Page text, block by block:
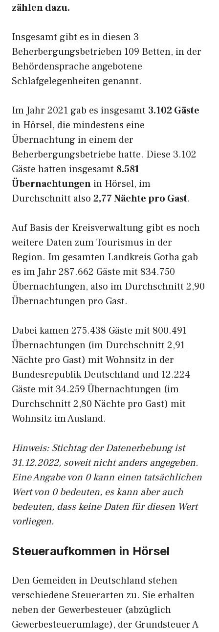
zählen dazu.
Insgesamt gibt es in diesen 3
Beherbergungsbetrieben 109 Betten, in der
Behördensprache angebotene
Schlafgelegenheiten genannt.
Im Jahr 2021 gab es insgesamt 3.102 Gäste
in Hörsel, die mindestens eine
Übernachtung in einem der
Beherbergungsbetriebe hatte. Diese 3.102
Gäste hatten insgesamt 8.581
Übernachtungen in Hörsel, im
Durchschnitt also 2,77 Nächte pro Gast.
Auf Basis der Kreisverwaltung gibt es noch
weitere Daten zum Tourismus in der
Region. Im gesamten Landkreis Gotha gab
es im Jahr 287.662 Gäste mit 834.750
Übernachtungen, also im Durchschnitt 2,90
Übernachtungen pro Gast.
Dabei kamen 275.438 Gäste mit 800.491
Übernachtungen (im Durchschnitt 2,91
Nächte pro Gast) mit Wohnsitz in der
Bundesrepublik Deutschland und 12.224
Gäste mit 34.259 Übernachtungen (im
Durchschnitt 2,80 Nächte pro Gast) mit
Wohnsitz im Ausland.
Hinweis: Stichtag der Datenerhebung ist
31.12.2022, soweit nicht anders angegeben.
Eine Angabe von 0 kann einen tatsächlichen
Wert von 0 bedeuten, es kann aber auch
bedeuten, dass keine Daten für diesen Wert
vorliegen.
Steueraufkommen in Hörsel
Den Gemeiden in Deutschland stehen
verschiedene Steuerarten zu. Sie erhalten
neben der Gewerbesteuer (abzüglich
Gewerbesteuerumlage), der Grundsteuer A